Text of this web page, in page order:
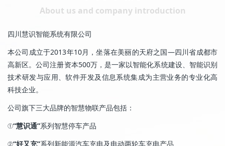
About us and company introduction
四川慧识智能系统有限公司
本公司成立于2013年10月，坐落在美丽的天府之国—四川省成都市
高新区。公司注册资本500万，是一家以智能化系统建设、智能识别
技术研发与应用、软件开发及信息系统集成为主营业务的专业化高
科技企业。
公司旗下三大品牌的智慧物联产品包括：
①“慧识通”系列智慧停车产品
②“好又充”系列新能源汽车充电及电动两轮车充电产品